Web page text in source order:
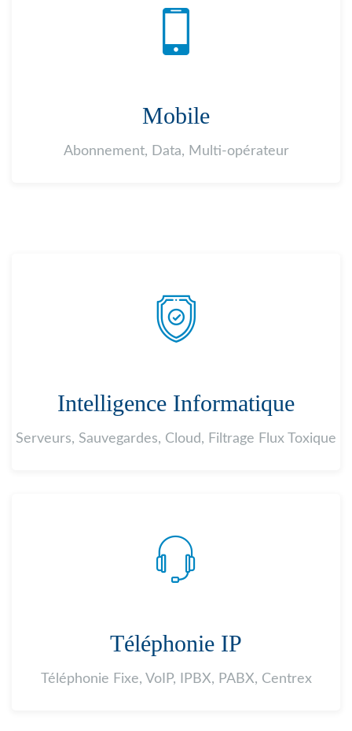
Mobile
Abonnement, Data, Multi-opérateur
Intelligence Informatique
Serveurs, Sauvegardes, Cloud, Filtrage Flux Toxique
Téléphonie IP
Téléphonie Fixe, VoIP, IPBX, PABX, Centrex